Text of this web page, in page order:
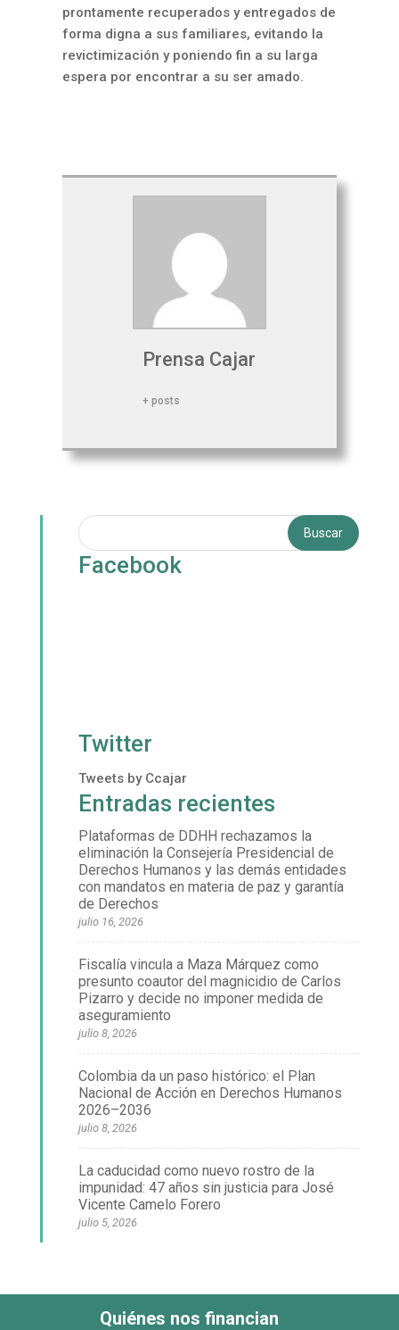
prontamente recuperados y entregados de
forma digna a sus familiares, evitando la
revictimización y poniendo fin a su larga
espera por encontrar a su ser amado.
Prensa Cajar
+ posts
Facebook
Twitter
Tweets by Ccajar
Entradas recientes
Plataformas de DDHH rechazamos la
eliminación la Consejería Presidencial de
Derechos Humanos y las demás entidades
con mandatos en materia de paz y garantía
de Derechos
julio 16, 2026
Fiscalía vincula a Maza Márquez como
presunto coautor del magnicidio de Carlos
Pizarro y decide no imponer medida de
aseguramiento
julio 8, 2026
Colombia da un paso histórico: el Plan
Nacional de Acción en Derechos Humanos
2026–2036
julio 8, 2026
La caducidad como nuevo rostro de la
impunidad: 47 años sin justicia para José
Vicente Camelo Forero
julio 5, 2026
Quiénes nos financian